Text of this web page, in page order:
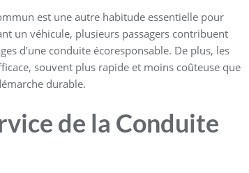
est une autre habitude essentielle pour
un véhicule, plusieurs passagers contribuent
d’une conduite écoresponsable. De plus, les
souvent plus rapide et moins coûteuse que
durable.
de la Conduite